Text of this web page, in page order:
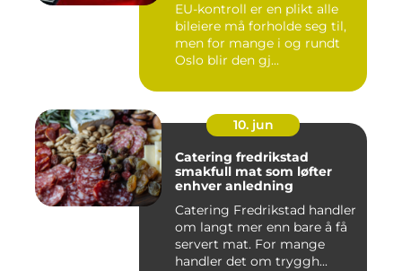
EU-kontroll er en plikt alle
bileiere må forholde seg til,
men for mange i og rundt
Oslo blir den gj...
10. jun
Catering fredrikstad
smakfull mat som løfter
enhver anledning
Catering Fredrikstad handler
om langt mer enn bare å få
servert mat. For mange
handler det om tryggh...